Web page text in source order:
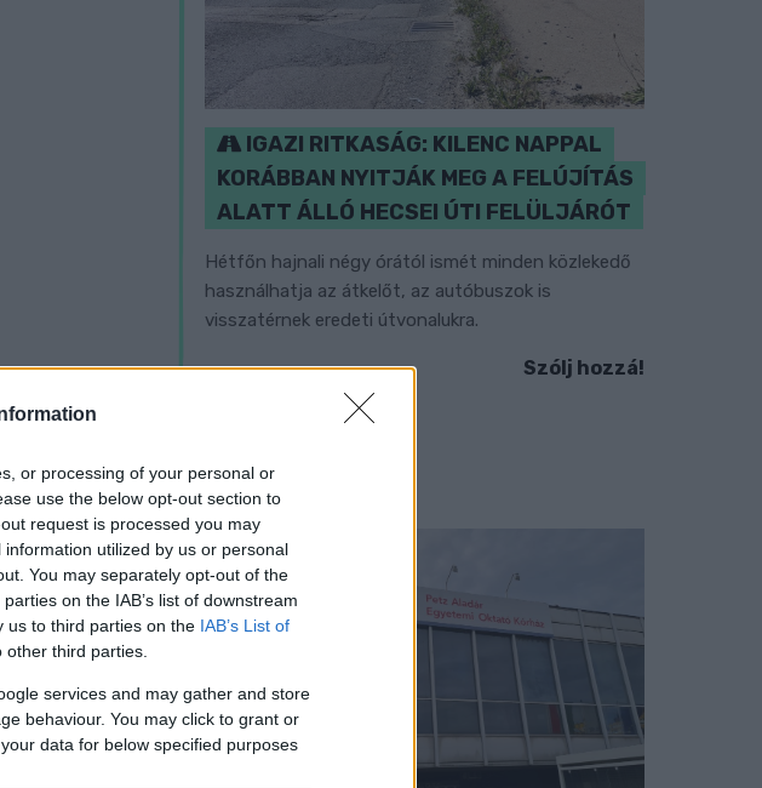
or processing of your personal or
use the below opt-out section to
request is processed you may
utilized by us or personal
You may separately opt-out of the
on the IAB’s list of downstream
us to third parties on the IAB’s List of
third parties.
services and may gather and store
behaviour. You may click to grant or
data for below specified purposes
IGAZI RITKASÁG: KILENC NAPPAL
KORÁBBAN NYITJÁK MEG A FELÚJÍTÁS
ALATT ÁLLÓ HECSEI ÚTI FELÜLJÁRÓT
Hétfőn hajnali négy órától ismét minden közlekedő
használhatja az átkelőt, az autóbuszok is
visszatérnek eredeti útvonalukra.
Szólj hozzá!